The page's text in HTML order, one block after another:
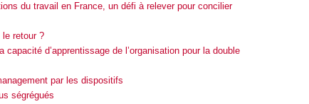
du travail en France, un défi à relever pour concilier
retour ?
d’apprentissage de l’organisation pour la double
par les dispositifs
ségrégués